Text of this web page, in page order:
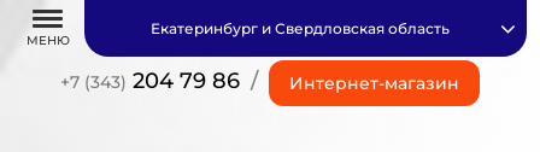
МЕНЮ
+7 (343) 204 79 86 / Интернет-магазин
Екатеринбург и Свердловская область